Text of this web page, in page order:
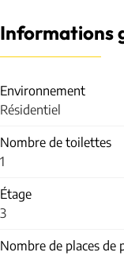
Informations
Environnement
Résidentiel
Nombre de toilettes
1
Étage
3
Nombre de places de